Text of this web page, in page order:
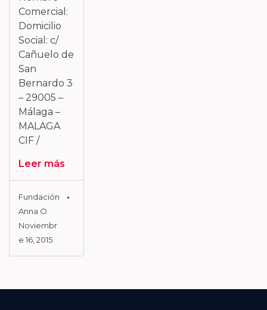
Comercial:
Domicilio
Social: c/
Cañuelo de
San
Bernardo 3
– 29005 –
Málaga –
MALAGA
CIF /
Leer más
Fundación
Anna O.
Noviembr
E 16, 2015